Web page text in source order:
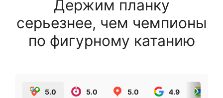
Держим планку
серьезнее, чем чемпионы
по фигурному катанию
5.0 5.0 5.0 4.9